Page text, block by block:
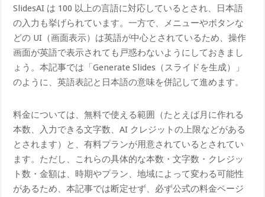
SlidesAI は 100 以上の言語に対応しているとされ、日本語
の入力も挙げられています。一方で、メニューやボタンな
どの UI（画面表示）は英語が中心とされているため、操作
画面が英語で表示されても戸惑わないようにしておきまし
ょう。本記事では「Generate Slides（スライドを生成）」
のように、英語表記と日本語の意味を併記して進めます。
料金については、無料で使える範囲（たとえば月に作れる
本数、入力できる文字数、AI クレジットの上限などがある
とされます）と、有料プランが用意されているとされてい
ます。ただし、これらの具体的な本数・文字数・クレジッ
ト数・金額は、時期やプラン、地域によって変わる可能性
があるため、本記事では断定せず、必ず公式の料金ページ